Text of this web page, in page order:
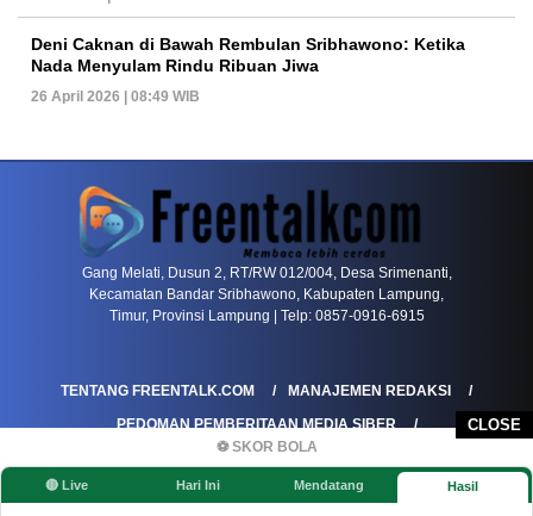
CLOSE
⚽ SKOR BOLA
🔴 Live Hari Ini Mendatang Hasil
Deni Caknan di Bawah Rembulan Sribhawono: Ketika
Nada Menyulam Rindu Ribuan Jiwa
26 April 2026 | 08:49 WIB
Gang Melati, Dusun 2, RT/RW 012/004, Desa Srimenanti,
Kecamatan Bandar Sribhawono, Kabupaten Lampung,
Timur, Provinsi Lampung | Telp: 0857-0916-6915
TENTANG FREENTALK.COM
MANAJEMEN REDAKSI
PEDOMAN PEMBERITAAN MEDIA SIBER
PEDOMAN PEMBERITAAN RAMAH ANAK
KOREKSI & KLARIFIKASI
KEBIJAKAN IKLAN / ADVERTORIAL